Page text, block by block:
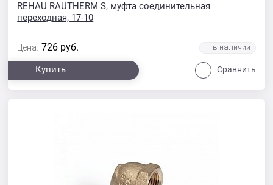
REHAU RAUTHERM S, муфта соединительная
переходная, 17-10
Цена: 726 руб.
Купить Сравнить